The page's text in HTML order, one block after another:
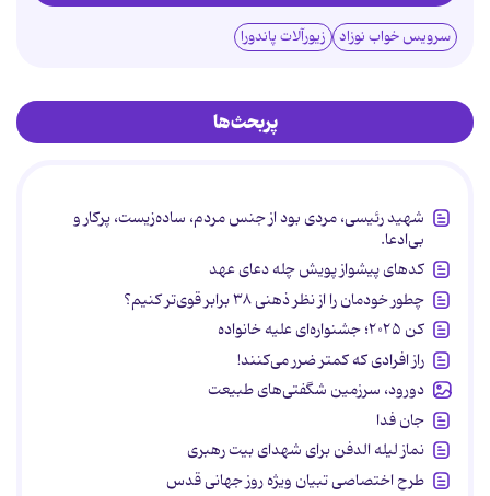
سرویس خواب نوزاد زیورآلات پاندورا
پربحث‌ها
شهید رئیسی، مردی بود از جنس مردم، ساده‌زیست، پرکار و
بی‌ادعا.
کدهای پیشواز پویش چله دعای عهد
چطور خودمان را از نظر ذهنی ۳۸ برابر قوی‌تر کنیم؟
کن ۲۰۲۵؛ جشنواره‌ای علیه خانواده
راز افرادی که کمتر ضرر می‌کنند!
دورود، سرزمین شگفتی‌های طبیعت
جان فدا
نماز لیله الدفن برای شهدای بیت رهبری
طرح اختصاصی تبیان ویژه روز جهانی قدس